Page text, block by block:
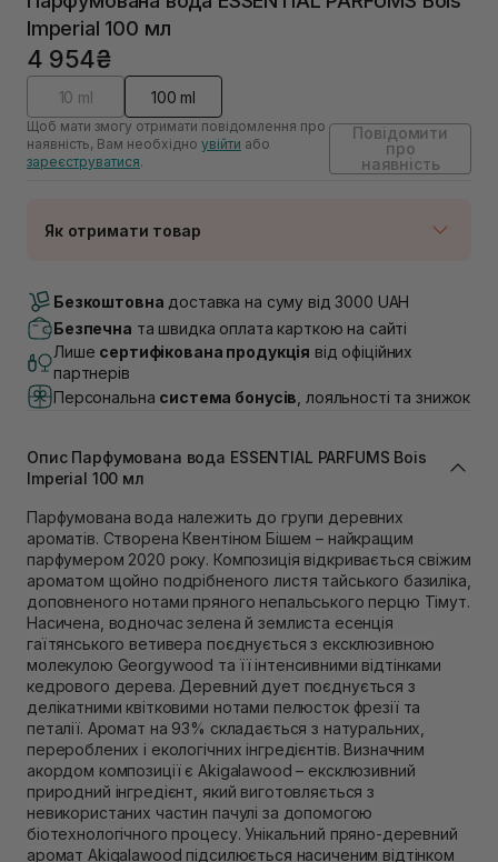
Imperial 100 мл
4 954₴
10 ml 100 ml
Щоб мати змогу отримати повідомлення про
наявність, Вам необхідно увійти або
зареєструватися.
Повідомити
про
наявність
Як отримати товар
Немає в наявності!
Немає в наявності!
Самовивіз м. Львів, вул. Академіка Підстригача, 1В
(Duck’s Lake)
Немає в наявності!
Самовивіз м. Львів, вул. Степана Бандери 45
Немає в наявності!
Самовивіз м. Рівне, вул. 16-го Липня, 15
Немає в наявності!
Самовивіз м. Рівне, вул. Кулика і Гудачека 23 (ТЦ
Екватор)
Немає в наявності!
Безкоштовна доставка на суму від 3000 UAH
Безпечна та швидка оплата карткою на сайті
Лише сертифікована продукція від офіційних
партнерів
Персональна система бонусів , лояльності та знижок
Опис Парфумована вода ESSENTIAL PARFUMS Bois
Imperial 100 мл
Парфумована вода належить до групи деревних
ароматів. Створена Квентіном Бішем – найкращим
парфумером 2020 року. Композиція відкривається свіжим
ароматом щойно подрібненого листя тайського базиліка,
доповненого нотами пряного непальського перцю Тімут.
Насичена, водночас зелена й землиста есенція
гаїтянського ветивера поєднується з ексклюзивною
молекулою Georgywood та її інтенсивними відтінками
кедрового дерева. Деревний дует поєднується з
делікатними квітковими нотами пелюсток фрезії та
петалії. Аромат на 93% складається з натуральних,
перероблених і екологічних інгредієнтів. Визначним
акордом композиції є Akigalawood – ексклюзивний
природний інгредієнт, який виготовляється з
невикористаних частин пачулі за допомогою
біотехнологічного процесу. Унікальний пряно-деревний
аромат Akigalawood підсилюється насиченим відтінком